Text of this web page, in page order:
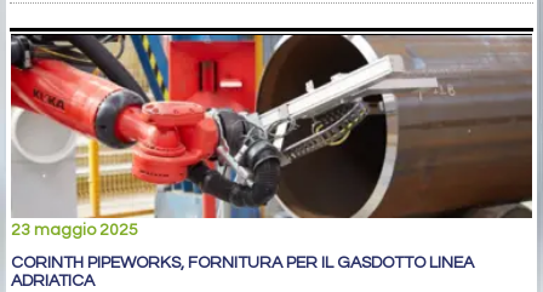
23 maggio 2025
CORINTH PIPEWORKS, FORNITURA PER IL GASDOTTO LINEA
ADRIATICA